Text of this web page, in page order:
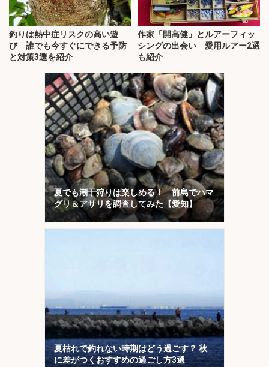
釣りは熱中症リスクの高い遊
び 誰でも今すぐにできる予防
と対策3選を紹介
作家「開高健」とルアーフィッ
シングの出会い 愛用ルアー2選
も紹介
夏でも潮干狩りは楽しめる！ 前島でハマ
グリ＆アサリを調査してみた【愛知】
夏枯れで釣れない時期はどう過ごす？ 秋
に差がつくおすすめの過ごし方3選